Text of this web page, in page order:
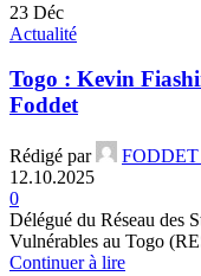
23 Déc
Actualité
Togo : Kevin
Foddet
Rédigé par
12.10.2025
0
Délégué du Réseau des
Vulnérables au Togo
Continuer à lire